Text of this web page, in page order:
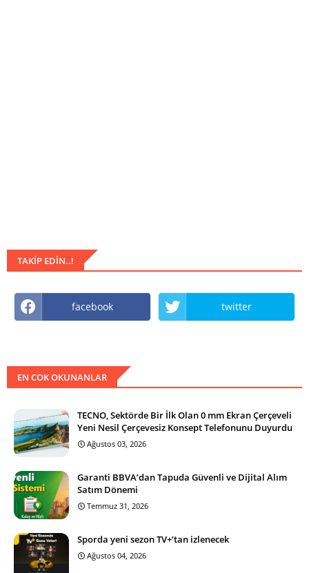
TAKIP EDIN..!
facebook twitter
EN COK OKUNANLAR
TECNO, Sektörde Bir İlk Olan 0 mm Ekran Çerçeveli
Yeni Nesil Çerçevesiz Konsept Telefonunu Duyurdu
Ağustos 03, 2026
Garanti BBVA’dan Tapuda Güvenli ve Dijital Alım
Satım Dönemi
Temmuz 31, 2026
Sporda yeni sezon TV+’tan izlenecek
Ağustos 04, 2026